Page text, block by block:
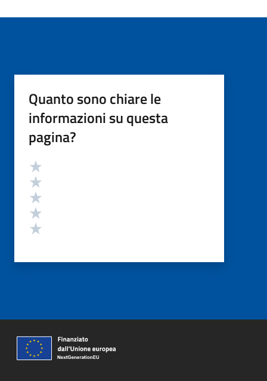
Quanto sono chiare le
informazioni su questa
pagina?
Valutazione